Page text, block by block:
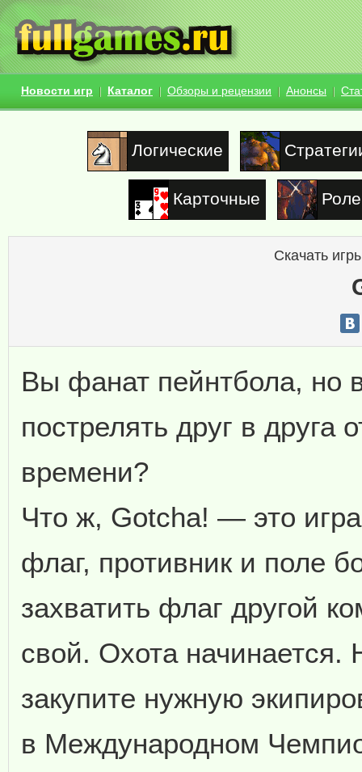
Новости игр Каталог Обзоры и рецензии Анонсы
Логические
Карточные
Скачать
Вы фанат пейнтбола, но
пострелять друг в друга
времени?
Что ж, Gotcha! — это
флаг, противник и поле
захватить флаг другой
свой. Охота начинается.
закупите нужную
в Международном